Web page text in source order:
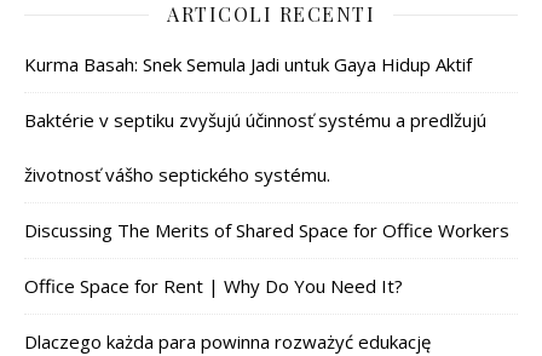
ARTICOLI RECENTI
Kurma Basah: Snek Semula Jadi untuk Gaya Hidup Aktif
Baktérie v septiku zvyšujú účinnosť systému a predlžujú
životnosť vášho septického systému.
Discussing The Merits of Shared Space for Office Workers
Office Space for Rent | Why Do You Need It?
Dlaczego każda para powinna rozważyć edukację